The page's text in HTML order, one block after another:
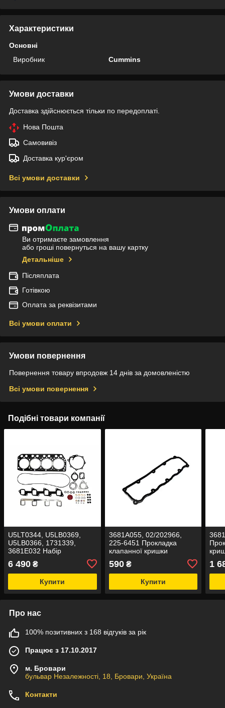
Характеристики
Основні
Виробник
Cummins
Умови доставки
Доставка здійснюється тільки по передоплаті.
Нова Пошта
Самовивіз
Доставка кур'єром
Всі умови доставки
Умови оплати
Ви отримаєте замовлення
або гроші повернуться на вашу картку
Детальніше
Післяплата
Готівкою
Оплата за реквізитами
Всі умови оплати
Умови повернення
Повернення товару впродовж 14 днів за домовленістю
Всі умови повернення
Подібні товари компанії
U5LT0344, U5LB0369,
U5LB0366, 1731339,
3681E032 Набір
PERKINS
6 490 ₴
Купити
3681A055, 02/202966,
225-6451 Прокладка
клапанної кришки
590₴
Купити
1
Про нас
100% позитивних з 168 відгуків за рік
Працює з 17.10.2017
м. Бровари
бульвар Незалежності, 18, Бровари, Україна
Контакти